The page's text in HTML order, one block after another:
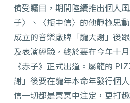
備受矚目，期間陸續推出個人
子〉、〈瓶中信〉的他靜極思
成立的音樂廠牌「龍大謝」後
及表演經驗，終於要在今年十
《赤子》正式出道。屬龍的
謝」後要在龍年本命年發行個
信一切都是冥冥中注定，更打